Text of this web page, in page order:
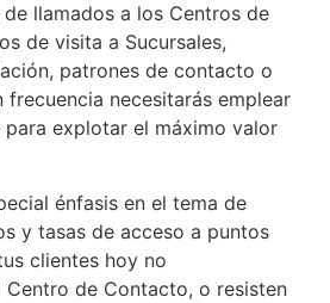
llamados a los Centros de
de visita a Sucursales,
patrones de contacto o
frecuencia necesitarás emplear
explotar el máximo valor
énfasis en el tema de
y tasas de acceso a puntos
clientes hoy no
Centro de Contacto, o resisten